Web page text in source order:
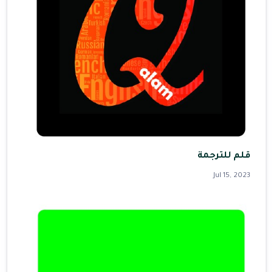
قلم للترجمة
Jul 15, 2023